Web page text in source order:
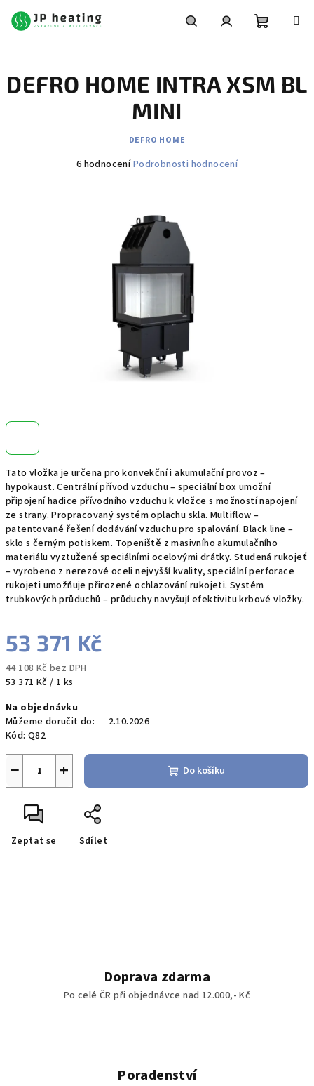
obsah
košík
Tato vložka je určena pro konvekční i akumulační provoz –
hypokaust. Centrální přívod vzduchu – speciální box umožní
připojení hadice přívodního vzduchu k vložce s možností napojení
ze strany. Propracovaný systém oplachu skla. Multiflow –
patentované řešení dodávání vzduchu pro spalování. Black line –
sklo s černým potiskem. Topeniště z masivního akumulačního
materiálu vyztužené speciálními ocelovými drátky. Studená rukojeť
– vyrobeno z nerezové oceli nejvyšší kvality, speciální perforace
rukojeti umožňuje přirozené ochlazování rukojeti. Systém
trubkových průduchů – průduchy navyšují efektivitu krbové vložky.
53 371 Kč
44 108 Kč bez DPH
Měrná
53 371 Kč / 1 ks
Na objednávku
Můžeme doručit do:
2.10.2026
Kód: Q82
+
− Do košíku
Zeptat se Sdílet
DEFRO HOME INTRA XSM BL
MINI
DEFRO HOME
Průměrné
hvězdiček.
6 hodnoceníPodrobnosti hodnocení
Doprava zdarma
Po celé ČR při objednávce nad 12.000,- Kč
Poradenství